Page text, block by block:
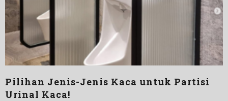
Pilihan Jenis-Jenis Kaca untuk Partisi
Urinal Kaca!